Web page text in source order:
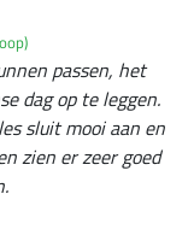
passen, het
dag op te leggen.
sluit mooi aan en
zien er zeer goed